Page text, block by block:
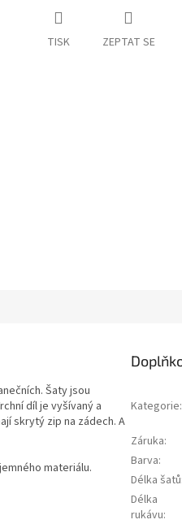
TISK ZEPTAT SE
Šaty jsou
díl je vyšívaný a
skrytý zip na zádech. A
materiálu.
Kategorie:
Záruka:
Barva:
Délka šatů
Délka
rukávu: